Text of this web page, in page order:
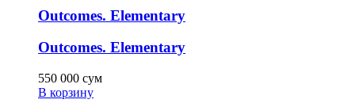
Outcomes. Elementary
Outcomes. Elementary
550 000 сум
В корзину